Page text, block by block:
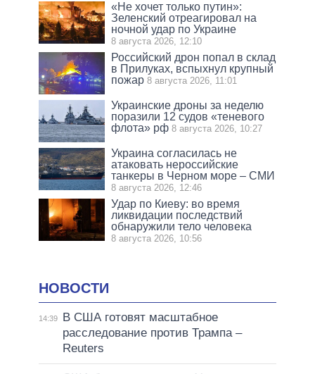
«Не хочет только путин»:
Зеленский отреагировал на
ночной удар по Украине
8 августа 2026, 12:10
Российский дрон попал в склад
в Прилуках, вспыхнул крупный
пожар 8 августа 2026, 11:01
Украинские дроны за неделю
поразили 12 судов «теневого
флота» рф 8 августа 2026, 10:27
Украина согласилась не
атаковать нероссийские
танкеры в Черном море – СМИ
8 августа 2026, 12:46
Удар по Киеву: во время
ликвидации последствий
обнаружили тело человека
8 августа 2026, 10:56
НОВОСТИ
14:39
В США готовят масштабное
расследование против Трампа –
Reuters